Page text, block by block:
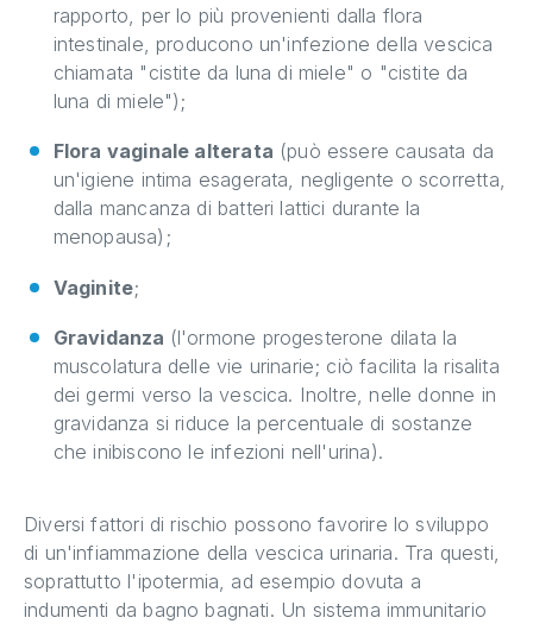
rapporto, per lo più provenienti dalla flora
intestinale, producono un'infezione della vescica
chiamata "cistite da luna di miele" o "cistite da
luna di miele");
Flora vaginale alterata (può essere causata da
un'igiene intima esagerata, negligente o scorretta,
dalla mancanza di batteri lattici durante la
menopausa);
Vaginite;
Gravidanza (l'ormone progesterone dilata la
muscolatura delle vie urinarie; ciò facilita la risalita
dei germi verso la vescica. Inoltre, nelle donne in
gravidanza si riduce la percentuale di sostanze
che inibiscono le infezioni nell'urina).
Diversi fattori di rischio possono favorire lo sviluppo
di un'infiammazione della vescica urinaria. Tra questi,
soprattutto l'ipotermia, ad esempio dovuta a
indumenti da bagno bagnati. Un sistema immunitario